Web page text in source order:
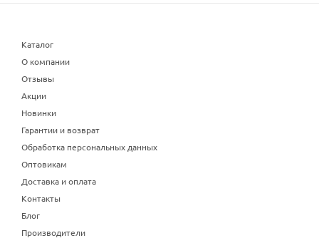
Каталог
О компании
Отзывы
Акции
Новинки
Гарантии и возврат
Обработка персональных данных
Оптовикам
Доставка и оплата
Контакты
Блог
Производители